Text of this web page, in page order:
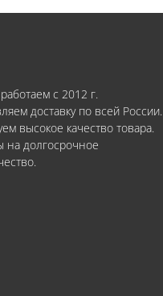
с 2012 г.
доставку по всей России.
высокое качество товара.
на долгосрочное